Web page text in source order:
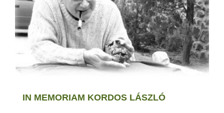
IN MEMORIAM KORDOS LÁSZLÓ